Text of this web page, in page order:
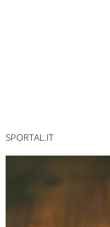
SPORTAL.IT